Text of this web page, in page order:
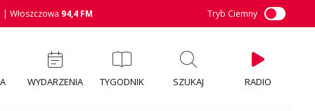
| Włoszczowa 94,4 FM Tryb Ciemny
WYDARZENIA TYGODNIK SZUKAJ RADIO